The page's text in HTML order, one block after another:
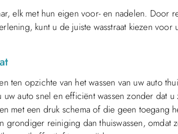
elk met hun eigen voor- en nadelen. Door
kunt u de juiste wasstraat kiezen voor
ten opzichte van het wassen van uw auto
auto snel en efficiënt wassen zonder dat
met een druk schema of die geen toegang
grondiger reiniging dan thuiswassen, omdat